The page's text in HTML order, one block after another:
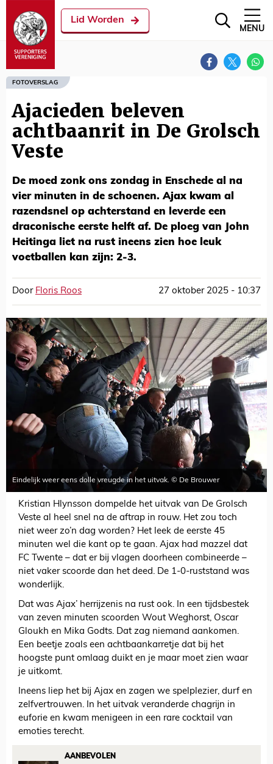
Lid Worden
MENU
FOTOVERSLAG
Ajacieden beleven
achtbaanrit in De Grolsch
Veste
De moed zonk ons zondag in Enschede al na
vier minuten in de schoenen. Ajax kwam al
razendsnel op achterstand en leverde een
draconische eerste helft af. De ploeg van John
Heitinga liet na rust ineens zien hoe leuk
voetballen kan zijn: 2-3.
Door Floris Roos 27 oktober 2025 - 10:37
Eindelijk weer eens dolle vreugde in het uitvak. © De Brouwer
Kristian Hlynsson dompelde het uitvak van De Grolsch
Veste al heel snel na de aftrap in rouw. Het zou toch
niet weer zo’n dag worden? Het leek de eerste 45
minuten wel die kant op te gaan. Ajax had mazzel dat
FC Twente – dat er bij vlagen doorheen combineerde –
niet vaker scoorde dan het deed. De 1-0-ruststand was
wonderlijk.
Dat was Ajax’ herrijzenis na rust ook. In een tijdsbestek
van zeven minuten scoorden Wout Weghorst, Oscar
Gloukh en Mika Godts. Dat zag niemand aankomen.
Een beetje zoals een achtbaankarretje dat bij het
hoogste punt omlaag duikt en je maar moet zien waar
je uitkomt.
Ineens liep het bij Ajax en zagen we spelplezier, durf en
zelfvertrouwen. In het uitvak veranderde chagrijn in
euforie en kwam menigeen in een rare cocktail van
emoties terecht.
AANBEVOLEN